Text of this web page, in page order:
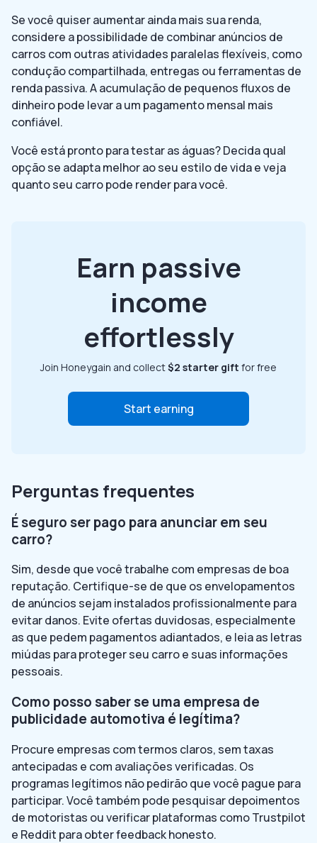
Se você quiser aumentar ainda mais sua renda,
considere a possibilidade de combinar anúncios de
carros com outras atividades paralelas flexíveis, como
condução compartilhada, entregas ou ferramentas de
renda passiva. A acumulação de pequenos fluxos de
dinheiro pode levar a um pagamento mensal mais
confiável.
Você está pronto para testar as águas? Decida qual
opção se adapta melhor ao seu estilo de vida e veja
quanto seu carro pode render para você.
Earn passive
income
effortlessly
Join Honeygain and collect$2 starter gift for free
Start earning
Perguntas frequentes
É seguro ser pago para anunciar em seu
carro?
Sim, desde que você trabalhe com empresas de boa
reputação. Certifique-se de que os envelopamentos
de anúncios sejam instalados profissionalmente para
evitar danos. Evite ofertas duvidosas, especialmente
as que pedem pagamentos adiantados, e leia as letras
miúdas para proteger seu carro e suas informações
pessoais.
Como posso saber se uma empresa de
publicidade automotiva é legítima?
Procure empresas com termos claros, sem taxas
antecipadas e com avaliações verificadas. Os
programas legítimos não pedirão que você pague para
participar. Você também pode pesquisar depoimentos
de motoristas ou verificar plataformas como Trustpilot
e Reddit para obter feedback honesto.